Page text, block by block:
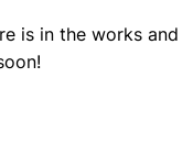
is in the works and